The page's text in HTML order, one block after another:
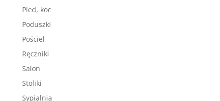
Pled, koc
Poduszki
Pościel
Ręczniki
Salon
Stoliki
Sypialnia